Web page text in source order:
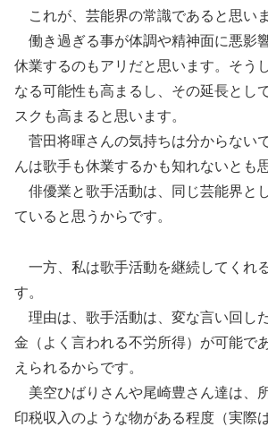
これが、芸能界の常識であると思いま
働き過ぎる事が体調や精神面に悪影
休業するのもアリだと思います。そう
なる可能性も高まるし、その延長として
スクも高まると思います。
菅田将暉さんの気持ちは分からないで
んは歌手も休業するかも知れないとも
俳優業と歌手活動は、同じ芸能界とし
ていると思うからです。
一方、私は歌手活動を継続してくれ
す。
理由は、歌手活動は、変な言い回し
金（ よく言われる不労所得） が可能で
えられるからです。
美空ひばりさんや尾崎豊さん達は、所
印税収入のような物がある程度（実際